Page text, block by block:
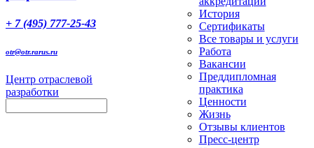
+ 7 (495) 777-25-43
otr@otr.rarus.ru
Центр отраслевой
разработки
История
Сертификаты
Все товары и услуги
Работа
Вакансии
Преддипломная
практика
Ценности
Жизнь
Отзывы клиентов
Пресс-центр